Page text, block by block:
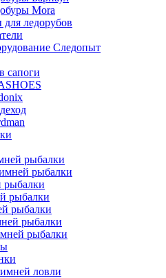
Mora
для ледорубов
Следопыт
сапоги
рыбалки
рыбалки
рыбалки
рыбалки
рыбалки
рыбалки
рыбалки
ловли